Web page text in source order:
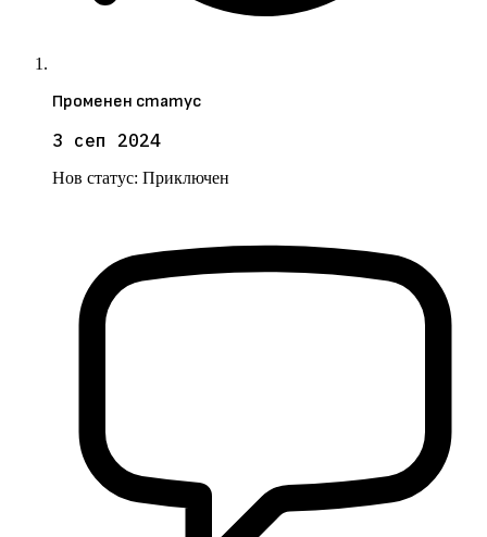
Променен статус
3 сеп 2024
Нов статус: Приключен